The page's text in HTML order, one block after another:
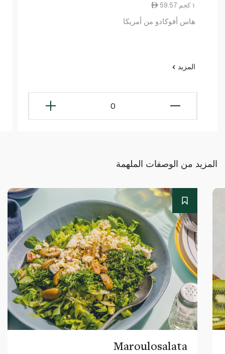
59.57 ١ كجم
هاس أفوكادو من أمريكا
المزيد
0
المزيد من الوصفات الملهمة
Maroulosalata